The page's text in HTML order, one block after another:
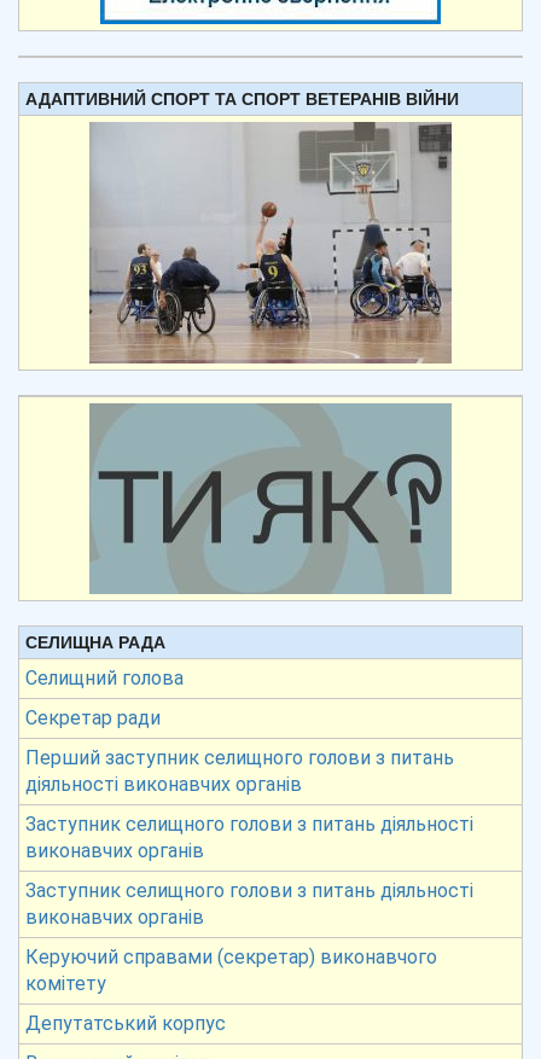
АДАПТИВНИЙ СПОРТ ТА СПОРТ ВЕТЕРАНІВ ВІЙНИ
СЕЛИЩНА РАДА
Селищний голова
Секретар ради
Перший заступник селищного голови з питань
діяльності виконавчих органів
Заступник селищного голови з питань діяльності
виконавчих органів
Заступник селищного голови з питань діяльності
виконавчих органів
Керуючий справами (секретар) виконавчого
комітету
Депутатський корпус